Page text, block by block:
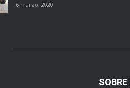
6 marzo, 2020